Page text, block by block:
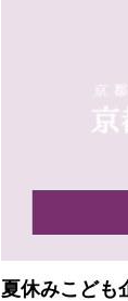
夏休みこども